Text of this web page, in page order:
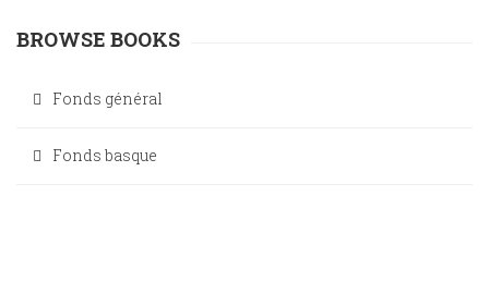
BROWSE BOOKS
Fonds général
Fonds basque